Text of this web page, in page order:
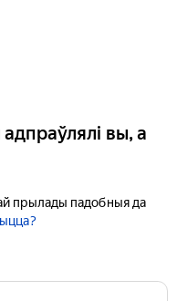
вы, а
прылады падобныя да